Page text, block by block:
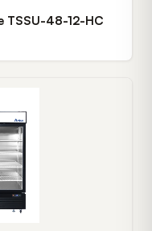
TSSU-48-12-HC